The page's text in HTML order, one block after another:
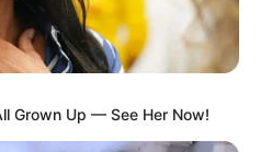
Grown Up — See Her Now!